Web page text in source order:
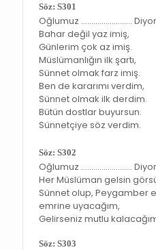
Söz: S301
Oğlumuz ……………………. Diyor
Bahar değil yaz imiş,
Günlerim çok az imiş.
Müslümanlığın ilk şartı,
Sünnet olmak farz imiş.
Ben de kararımı verdim,
Sünnet olmak ilk derdim.
Bütün dostlar buyursun.
Sünnetçiye söz verdim.
Söz: S302
Oğlumuz ……………………. Diyor
Her Müslüman gelsin
Sünnet olup, Peygamber
emrine uyacağım,
Gelirseniz mutlu
Söz: S303